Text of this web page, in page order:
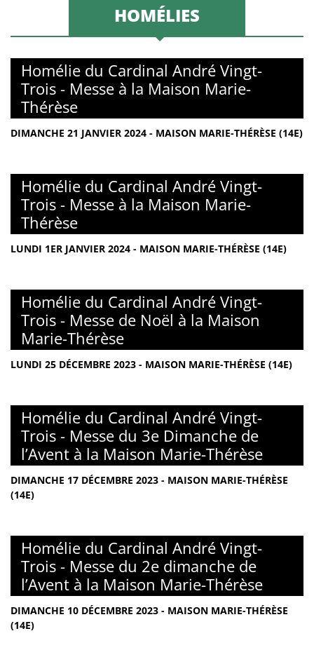
HOMÉLIES
Homélie du Cardinal André Vingt-
Trois - Messe à la Maison Marie-
Thérèse
DIMANCHE 21 JANVIER 2024 - MAISON MARIE-THÉRÈSE (14E)
Homélie du Cardinal André Vingt-
Trois - Messe à la Maison Marie-
Thérèse
LUNDI 1ER JANVIER 2024 - MAISON MARIE-THÉRÈSE (14E)
Homélie du Cardinal André Vingt-
Trois - Messe de Noël à la Maison
Marie-Thérèse
LUNDI 25 DÉCEMBRE 2023 - MAISON MARIE-THÉRÈSE (14E)
Homélie du Cardinal André Vingt-
Trois - Messe du 3e Dimanche de
l’Avent à la Maison Marie-Thérèse
DIMANCHE 17 DÉCEMBRE 2023 - MAISON MARIE-THÉRÈSE
(14E)
Homélie du Cardinal André Vingt-
Trois - Messe du 2e dimanche de
l’Avent à la Maison Marie-Thérèse
DIMANCHE 10 DÉCEMBRE 2023 - MAISON MARIE-THÉRÈSE
(14E)